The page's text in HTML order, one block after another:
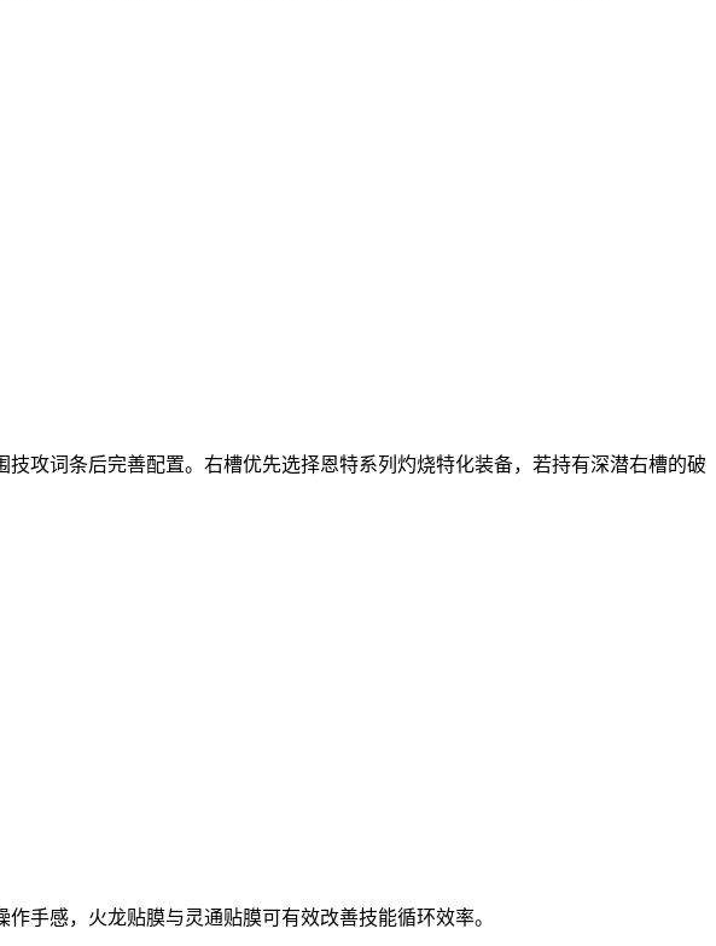
攻词条后完善配置。右槽优先选择恩特系列灼烧特化装备，若持有深潜右槽的破
手感，火龙贴膜与灵通贴膜可有效改善技能循环效率。